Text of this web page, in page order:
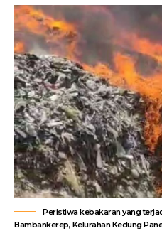
Peristiwa kebakaran yang
Bambankerep, Kelurahan Kedung